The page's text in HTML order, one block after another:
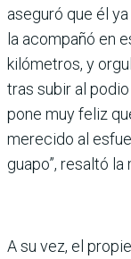
aseguró que él
la acompañó en
kilómetros, y
tras subir al
pone muy feliz
merecido al
guapo”, resaltó la
A su vez, el